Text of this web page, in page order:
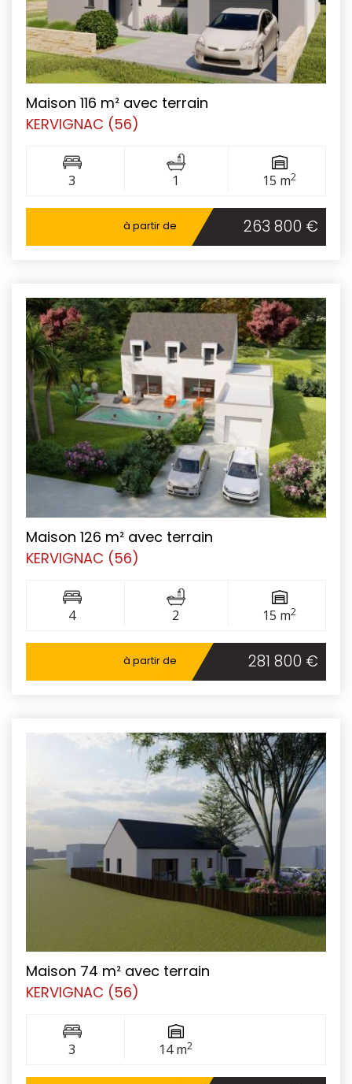
Maison 116 m² avec terrain
KERVIGNAC (56)
3 1 15 m2
à partir de 263 800 €
Maison 126 m² avec terrain
KERVIGNAC (56)
4 2 15 m2
à partir de 281 800 €
Maison 74 m² avec terrain
KERVIGNAC (56)
3 14 m2